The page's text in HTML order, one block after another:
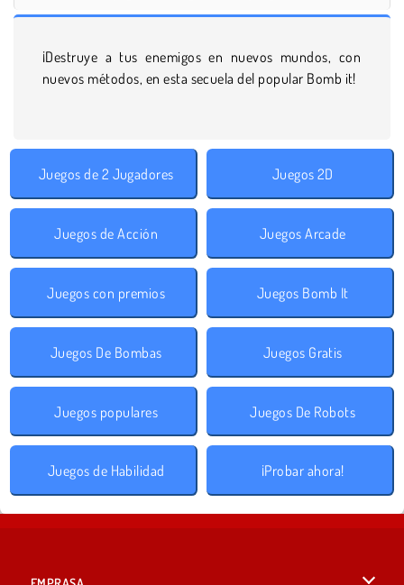
¡Destruye a tus enemigos en nuevos mundos, con
nuevos métodos, en esta secuela del popular Bomb it!
Juegos de 2 Jugadores Juegos 2D
Juegos de Acción Juegos Arcade
Juegos con premios Juegos Bomb It
Juegos De Bombas Juegos Gratis
Juegos populares Juegos De Robots
Juegos de Habilidad ¡Probar ahora!